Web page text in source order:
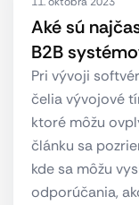
Aké sú
B2B
Pri vývoji
čelia vývojové
ktoré môžu
článku sa
kde sa môžu
odporúčania,